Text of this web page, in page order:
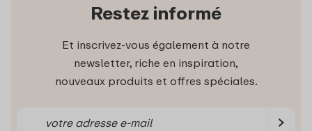
Restez informé
Et inscrivez-vous également à notre
newsletter, riche en inspiration,
nouveaux produits et offres spéciales.